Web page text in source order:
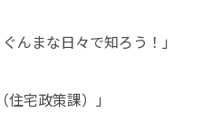
んまな日々で知ろう！」
宅政策課）」